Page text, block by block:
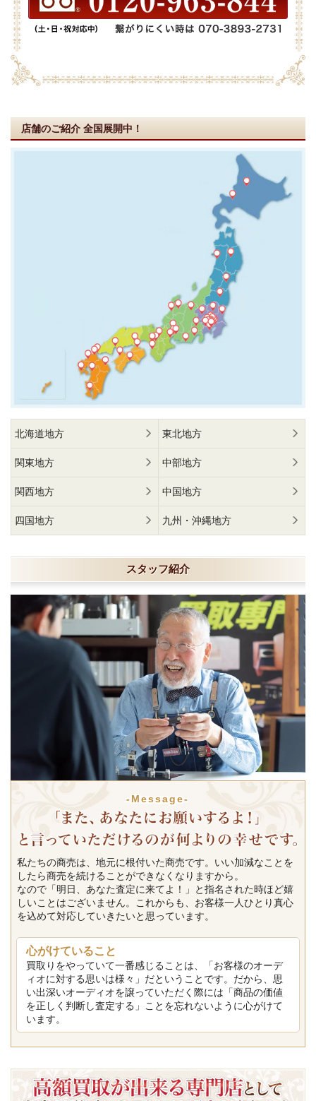
店舗のご紹介 全国展開中！
北海道地方 東北地方
関東地方 中部地方
関西地方 中国地方
四国地方 九州・沖縄地方
スタッフ紹介
-Message-
私たちの商売は、地元に根付いた商売です。いい加減なことを
したら商売を続けることができなくなりますから。
なので「明日、あなた査定に来てよ！」と指名された時ほど嬉
しいことはございません。これからも、お客様一人ひとり真心
を込めて対応していきたいと思っています。
心がけていること
買取りをやっていて一番感じることは、「お客様のオーデ
ィオに対する思いは様々」だということです。だから、思
い出深いオーディオを譲っていただく際には「商品の価値
を正しく判断し査定する」ことを忘れないように心がけて
います。